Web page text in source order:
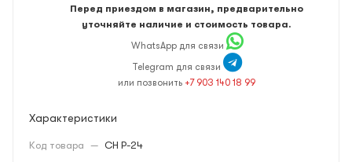
Перед приездом в магазин, предварительно
уточняйте наличие и стоимость товара.
WhatsApp для связи
Telegram для связи
или позвонить +7 903 140 18 99
Характеристики
Код товара — CH P-24